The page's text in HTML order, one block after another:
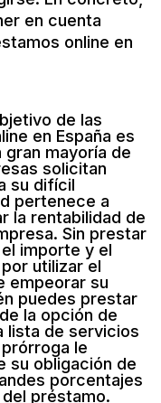
en cuenta
online en
de las
en España es
mayoría de
solicitan
su difícil
pertenece a
la rentabilidad de
Sin prestar
importe y el
utilizar el
empeorar su
puedes prestar
la opción de
lista de servicios
le
su obligación de
porcentajes
préstamo.